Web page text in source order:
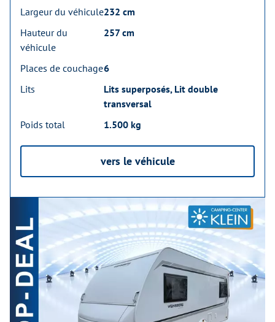
Largeur du véhicule232 cm
Hauteur du
véhicule
257 cm
Places de couchage6
Lits
Lits superposés, Lit double
transversal
Poids total
1.500 kg
vers le véhicule